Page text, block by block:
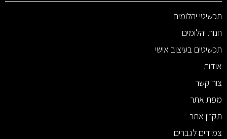
תכשיטי יהלומים
חנות יהלומים
תכשיטים בעיצוב אישי
אודות
צור קשר
מפת אתר
תקנון אתר
צמידים לגברים